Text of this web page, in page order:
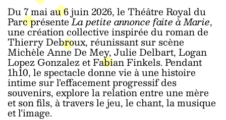
Du 7 mai au 6 juin 2026, le Théâtre Royal du
Parc présenteLa petite annonce faite à Marie,
une création collective inspirée du roman de
Thierry Debroux, réunissant sur scène
Michèle Anne De Mey, Julie Delbart, Logan
Lopez Gonzalez et Fabian Finkels. Pendant
1h10, le spectacle donne vie à une histoire
intime sur l’effacement progressif des
souvenirs, explore la relation entre une mère
et son fils, à travers le jeu, le chant, la musique
et l’image.